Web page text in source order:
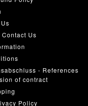
Us
- References
of contract
Policy